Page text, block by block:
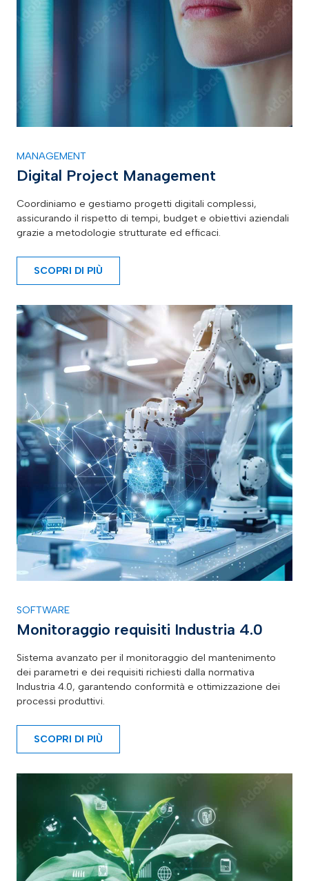
MANAGEMENT
Digital Project Management
Coordiniamo e gestiamo progetti digitali complessi,
assicurando il rispetto di tempi, budget e obiettivi aziendali
grazie a metodologie strutturate ed efficaci.
SCOPRI DI PIÙ
SOFTWARE
Monitoraggio requisiti Industria 4.0
Sistema avanzato per il monitoraggio del mantenimento
dei parametri e dei requisiti richiesti dalla normativa
Industria 4.0, garantendo conformità e ottimizzazione dei
processi produttivi.
SCOPRI DI PIÙ